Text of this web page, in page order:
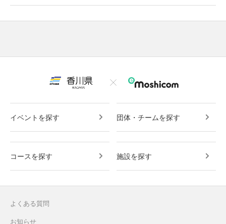
イベントを探す 団体・チームを探す
コースを探す 施設を探す
よくある質問
お知らせ